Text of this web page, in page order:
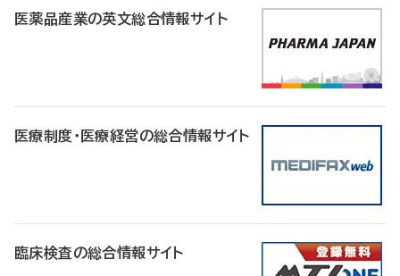
医薬品産業の英文総合情報サイト
医療制度・医療経営の総合情報サイト
臨床検査の総合情報サイト